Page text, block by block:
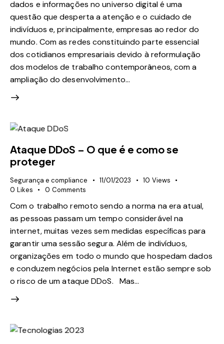
dados e informações no universo digital é uma
questão que desperta a atenção e o cuidado de
indivíduos e, principalmente, empresas ao redor do
mundo. Com as redes constituindo parte essencial
dos cotidianos empresariais devido à reformulação
dos modelos de trabalho contemporâneos, com a
ampliação do desenvolvimento…
Ataque DDoS – O que é e como se
proteger
Segurança e compliance 11/01/2023 10 Views
0 Likes 0 Comments
Com o trabalho remoto sendo a norma na era atual,
as pessoas passam um tempo considerável na
internet, muitas vezes sem medidas específicas para
garantir uma sessão segura. Além de indivíduos,
organizações em todo o mundo que hospedam dados
e conduzem negócios pela Internet estão sempre sob
o risco de um ataque DDoS. Mas…